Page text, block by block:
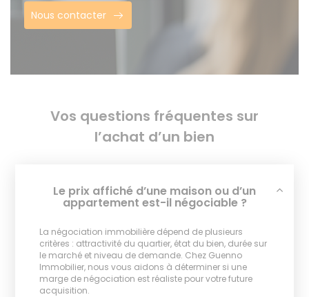
Nous contacter
Vos questions fréquentes sur
l’achat d’un bien
Le prix affiché d’une maison ou d’un
appartement est-il négociable ?
La négociation immobilière dépend de plusieurs
critères : attractivité du quartier, état du bien, durée sur
le marché et niveau de demande. Chez Guenno
Immobilier, nous vous aidons à déterminer si une
marge de négociation est réaliste pour votre future
acquisition.